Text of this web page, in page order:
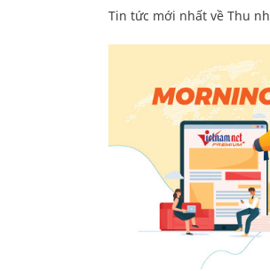
Tin tức mới nhất về Thu